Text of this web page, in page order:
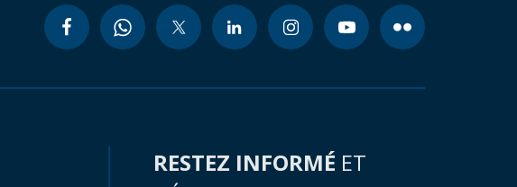
RESTEZ INFORMÉ ET